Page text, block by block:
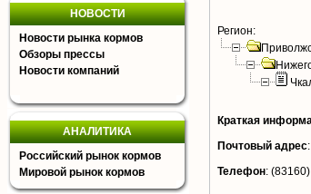
НОВОСТИ
Новости рынка кормов
Обзоры прессы
Новости компаний
АНАЛИТИКА
Российский рынок кормов
Мировой рынок кормов
Регион:
Краткая
Почтовый адрес:
Телефон: